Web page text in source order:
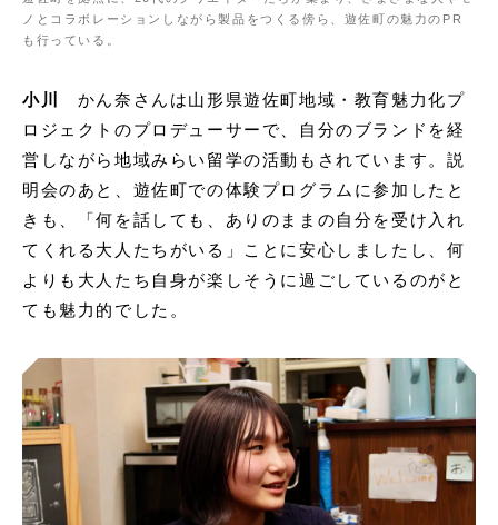
ノとコラボレーションしながら製品をつくる傍ら、遊佐町の魅力のPR
も行っている。
小川
かん奈さんは山形県遊佐町地域・教育魅力化プ
ロジェクトのプロデューサーで、自分のブランドを経
営しながら地域みらい留学の活動もされています。説
明会のあと、遊佐町での体験プログラムに参加したと
きも、「何を話しても、ありのままの自分を受け入れ
てくれる大人たちがいる」ことに安心しましたし、何
よりも大人たち自身が楽しそうに過ごしているのがと
ても魅力的でした。